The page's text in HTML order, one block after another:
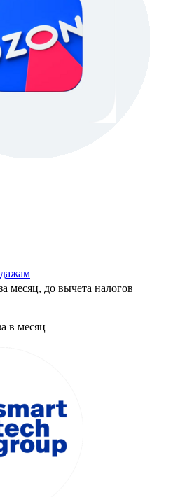
месяц, до вычета налогов
в месяц